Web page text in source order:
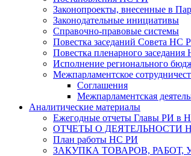
Законопроекты, внесенные в
Законодательные инициативы
Справочно-правовые системы
Повестка заседаний Совета НС
Повестка пленарного
Исполнение регионального
Межпарламентское
Соглашения
Межпарламентская
Аналитические материалы
Ежегодные отчеты Главы РИ в
ОТЧЕТЫ О ДЕЯТЕЛЬНОСТИ
План работы НС РИ
ЗАКУПКА ТОВАРОВ, РАБОТ,